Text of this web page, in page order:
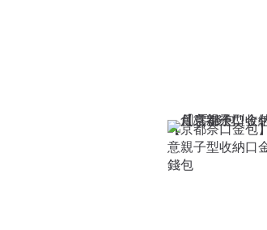
【京都奈口金包
意親子型收納口
錢包